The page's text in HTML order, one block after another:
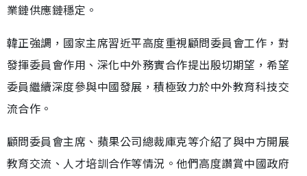
業鏈供應鏈穩定。
韓正強調，國家主席習近平高度重視顧問委員會工作，對
發揮委員會作用、深化中外務實合作提出殷切期望，希望
委員繼續深度參與中國發展，積極致力於中外教育科技交
流合作。
顧問委員會主席、蘋果公司總裁庫克等介紹了與中方開展
教育交流、人才培訓合作等情況。他們高度讚賞中國政府